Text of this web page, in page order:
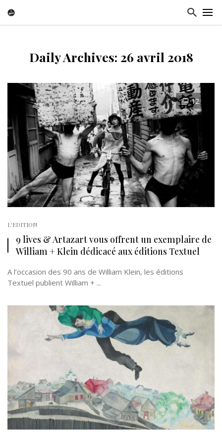
Daily Archives: 26 avril 2018
12
L'EDITION
9 lives & Artazart vous offrent un exemplaire de
William + Klein dédicacé aux éditions Textuel
A l’occasion des 90 ans de William Klein, les éditions
Textuel publient William + ...